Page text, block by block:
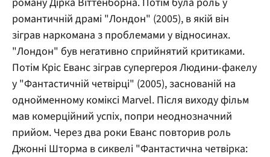
романтичній драмі "Лондон" (2005), в якій він
зіграв наркомана з проблемами у відносинах.
"Лондон" був негативно сприйнятий критиками.
Потім Кріс Еванс зіграв супергероя Людини-факелу
у "Фантастичній четвірці" (2005), заснованій на
однойменному коміксі Marvel. Після виходу фільм
мав комерційний успіх, попри неоднозначний
прийом. Через два роки Еванс повторив роль
Джонні Шторма в сиквелі "Фантастична четвірка: